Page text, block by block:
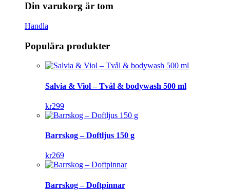
Din varukorg är tom
Handla
Populära produkter
Salvia & Viol – Tvål & bodywash 500 ml
kr299
Barrskog – Doftljus 150 g
kr269
Barrskog – Doftpinnar